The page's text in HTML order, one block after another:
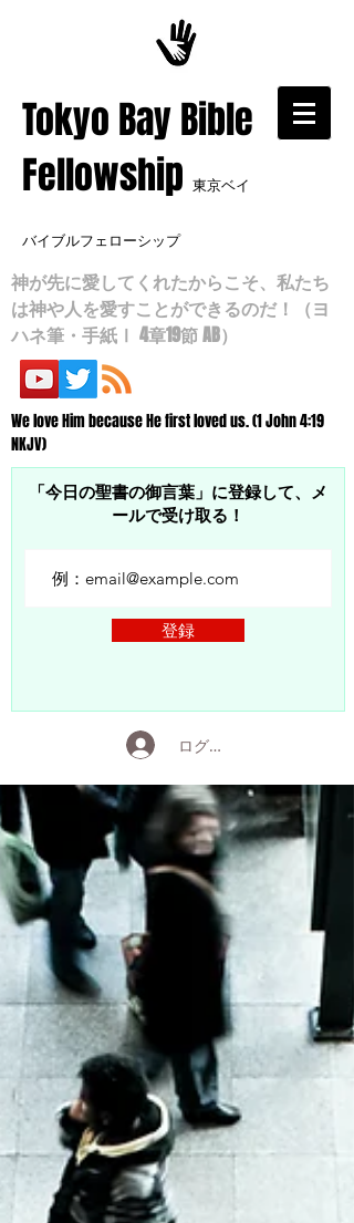
​Tokyo Bay Bible
Fellowship 東京ベイ
バイブルフェローシップ
神が先に愛してくれたからこそ、私たち
は神や人を愛すことができるのだ！（ヨ
ハネ筆・手紙Ⅰ 4章19節 AB）
We love Him because He first loved us. (1 John 4:19
NKJV)
「今日の聖書の御言葉」に登録して、メ
ールで受け取る！
登録
ログイン